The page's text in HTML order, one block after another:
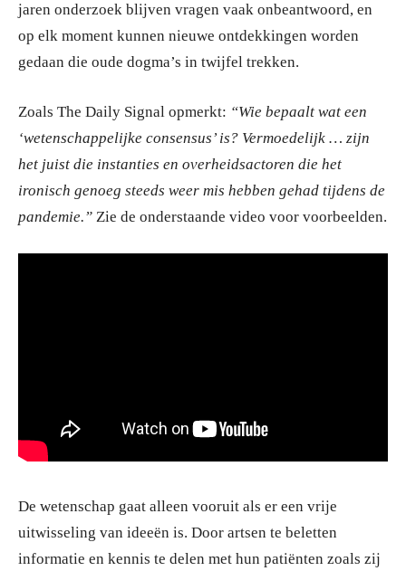
jaren onderzoek blijven vragen vaak onbeantwoord, en
op elk moment kunnen nieuwe ontdekkingen worden
gedaan die oude dogma’s in twijfel trekken.
Zoals The Daily Signal opmerkt: “Wie bepaalt wat een
‘wetenschappelijke consensus’ is? Vermoedelijk … zijn
het juist die instanties en overheidsactoren die het
ironisch genoeg steeds weer mis hebben gehad tijdens de
pandemie.” Zie de onderstaande video voor voorbeelden.
De wetenschap gaat alleen vooruit als er een vrije
uitwisseling van ideeën is. Door artsen te beletten
informatie en kennis te delen met hun patiënten zoals zij